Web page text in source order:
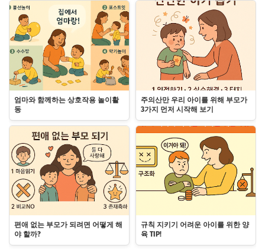
엄마와 함께하는 상호작용 놀이활
동
주의산만 우리 아이를 위해 부모가
3가지 먼저 시작해 보기
편애 없는 부모가 되려면 어떻게 해
야 할까?
규칙 지키기 어려운 아이를 위한 양
육 TIP!